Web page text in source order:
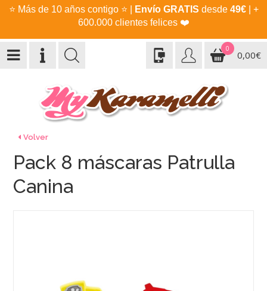
⭐ Más de 10 años contigo ⭐ Envío GRATIS desde 49€| +
600.000 clientes felices ❤️
0
0,00€
Volver
Pack 8 máscaras Patrulla
Canina